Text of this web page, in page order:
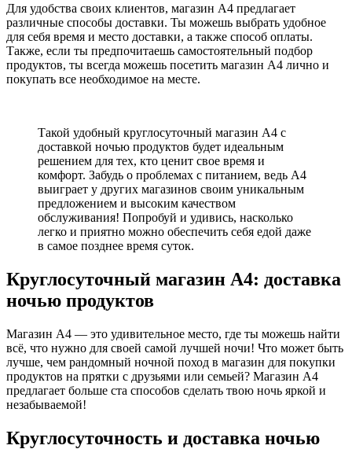
Для удобства своих клиентов, магазин А4 предлагает
различные способы доставки. Ты можешь выбрать удобное
для себя время и место доставки, а также способ оплаты.
Также, если ты предпочитаешь самостоятельный подбор
продуктов, ты всегда можешь посетить магазин А4 лично и
покупать все необходимое на месте.
Такой удобный круглосуточный магазин А4 с
доставкой ночью продуктов будет идеальным
решением для тех, кто ценит свое время и
комфорт. Забудь о проблемах с питанием, ведь А4
выиграет у других магазинов своим уникальным
предложением и высоким качеством
обслуживания! Попробуй и удивись, насколько
легко и приятно можно обеспечить себя едой даже
в самое позднее время суток.
Круглосуточный магазин А4: доставка
ночью продуктов
Магазин А4 — это удивительное место, где ты можешь найти
всё, что нужно для своей самой лучшей ночи! Что может быть
лучше, чем рандомный ночной поход в магазин для покупки
продуктов на прятки с друзьями или семьей? Магазин А4
предлагает больше ста способов сделать твою ночь яркой и
незабываемой!
Круглосуточность и доставка ночью